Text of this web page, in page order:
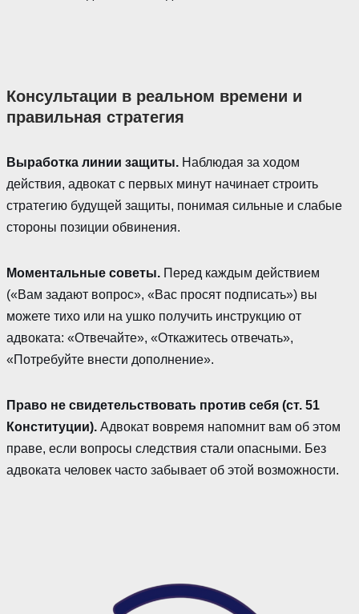
Консультации в реальном времени и
правильная стратегия
Выработка линии защиты.Наблюдая за ходом
действия, адвокат с первых минут начинает строить
стратегию будущей защиты, понимая сильные и слабые
стороны позиции обвинения.
Моментальные советы.Перед каждым действием
(«Вам задают вопрос», «Вас просят подписать») вы
можете тихо или на ушко получить инструкцию от
адвоката: «Отвечайте», «Откажитесь отвечать»,
«Потребуйте внести дополнение».
Право не свидетельствовать против себя (ст. 51
Конституции).Адвокат вовремя напомнит вам об этом
праве, если вопросы следствия стали опасными. Без
адвоката человек часто забывает об этой возможности.